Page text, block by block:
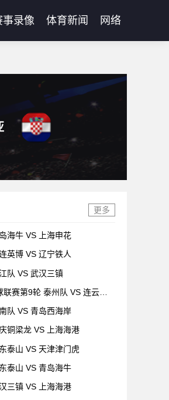
事录像 体育新闻 网络
更多
海牛 VS 上海申花
英博 VS 辽宁铁人
队 VS 武汉三镇
赛第9轮 泰州队 VS 连云港
队 VS 青岛西海岸
铜梁龙 VS 上海海港
泰山 VS 天津津门虎
泰山 VS 青岛海牛
三镇 VS 上海海港